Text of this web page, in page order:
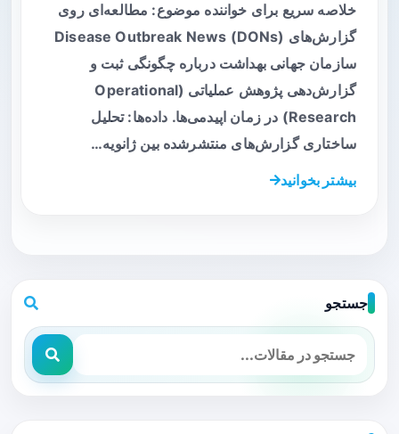
خلاصه سریع برای خواننده موضوع: مطالعه‌ای روی
گزارش‌های Disease Outbreak News (DONs)
سازمان جهانی بهداشت درباره چگونگی ثبت و
گزارش‌دهی پژوهش عملیاتی (Operational
Research) در زمان اپیدمی‌ها. داده‌ها: تحلیل
ساختاری گزارش‌های منتشرشده بین ژانویه…
بیشتر بخوانید
جستجو